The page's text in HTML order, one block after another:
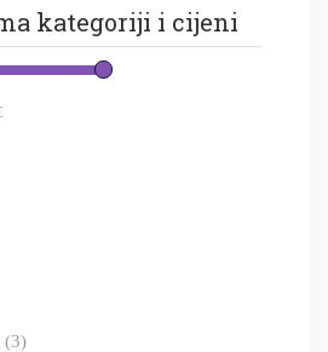
kategoriji i cijeni
(3)